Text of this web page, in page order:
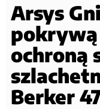
Arsys
pokrywą
ochroną
Berker